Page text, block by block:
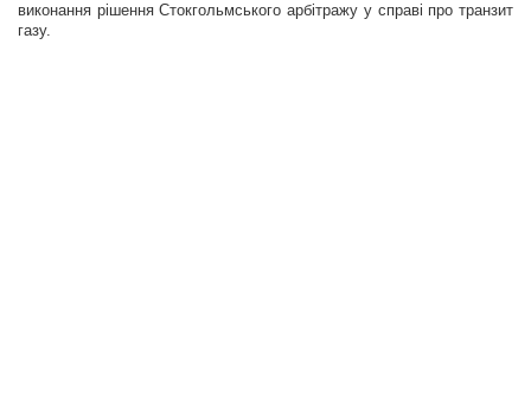
виконання рішення Стокгольмського арбітражу у справі про транзит
газу.